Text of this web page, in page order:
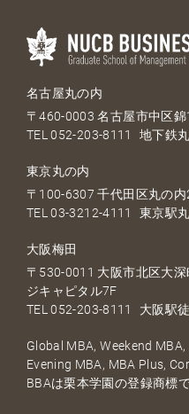
名古屋丸の内
〒460-0003 名古屋市中区
TEL052-203-8111 地下鉄
東京丸の内
〒100-6307 千代田区丸の
TEL03-3212-4111 東京駅
大阪梅田
〒530-0011 大阪市北区大
ジキャピタル7F
TEL052-203-8111 大阪駅
Global MBA, Weekend
Evening MBA, MBA Plus,
BBAは栗本学園の登録商標